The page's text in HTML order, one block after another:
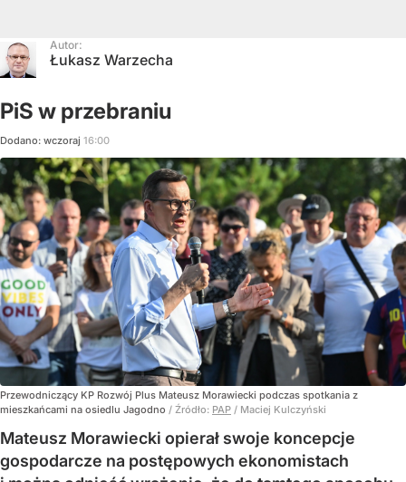
Autor:
Łukasz Warzecha
PiS w przebraniu
Dodano: wczoraj 16:00
Przewodniczący KP Rozwój Plus Mateusz Morawiecki podczas spotkania z
mieszkańcami na osiedlu Jagodno / Źródło: PAP / Maciej Kulczyński
Mateusz Morawiecki opierał swoje koncepcje
gospodarcze na postępowych ekonomistach